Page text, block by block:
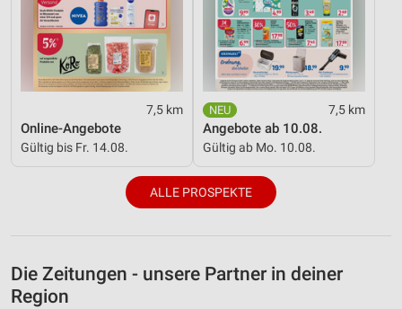
7,5 km
Online-Angebote
Gültig bis Fr. 14.08.
7,5 km
Angebote ab 10.08.
Gültig ab Mo. 10.08.
ALLE PROSPEKTE
Die Zeitungen - unsere Partner in deiner
Region